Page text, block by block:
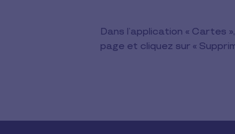
Dans l’application « Cartes
page et cliquez sur «